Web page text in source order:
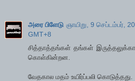
அரை பிளேடு ஞாயிறு, 9 செப்டம்பர்,
GMT+8
சித்தாத்தங்கள் தங்கள்
கொள்கின்றன.
வேதகால மதம் உயிர்ப்பலி கொடுத்தது.